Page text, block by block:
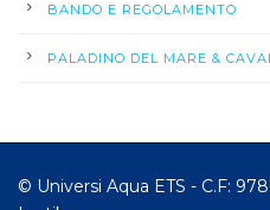
BANDO E REGOLAMENTO
PALADINO DEL MARE &
© Universi Aqua ETS - C.F: